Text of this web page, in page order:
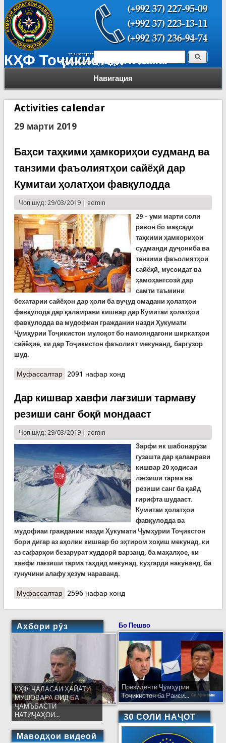
КҲФ Тоҷикистон
Навигация
Форма поиска Поиск
Activities calendar
29 марти 2019
Баҳси таҳкими ҳамкориҳои судманд ва
танзими фаъолиятҳои сайёҳӣ дар
Кумитаи ҳолатҳои фавқулодда
Чоп шуд: 29/03/2019 | admin
29 – уми марти соли
равон бо мақсади
таҳкими ҳамкориҳои
судманди дуҷониба ва
танзими фаъолиятҳои
сайёҳӣ, мусоидат ва
ҳамоҳангсозӣ дар
самти таъмини
бехатарии сайёҳон дар ҳоли ба вуҷуд омадани ҳолатҳои
фавқулода дар қаламрави кишвар дар Кумитаи ҳолатҳои
фавқулодда ва мудофиаи граждании назди Ҳукумати
Ҷумҳурии Тоҷикистон мулоқот бо намояндагони ширкатҳои
сайёҳие, ки дар Тоҷикистон фаъолият мекунанд, баргузор
шуд.
Муфассалтаро Баҳси таҳкими ҳамкориҳои судманд ва
ҳолатҳои фавқулодда
2091 нафар хонд
Дар кишвар хавфи лағзиши тармаву
резиши санг боқӣ мондааст
Чоп шуд: 29/03/2019 | admin
Зарфи як шабонарӯзи
гузашта дар қаламрави
кишвар 20 ҳодисаи
лағзиши тарма ва
резиши санг ба қайд
гирифта шудааст.
Кумитаи ҳолатҳои
фавқулодда ва
мудофиаи граждании назди Ҳукумати Ҷумҳурии Тоҷикстон
бори дигар аз аҳолии кишвар бо эҳтиром хоҳиш мекунад, ки
аз сафарҳои безарурат худдорӣ варзанд, ба маҳалҳое, ки
хавфи лағзиши тарма таҳдид мекунад, куҳгардӣ накунанд, ба
ғунучини алафу ҳезум нараванд.
Муфассалтаро Дар кишвар хавфи лағзиши тармаву резиши
2596 нафар хонд
Ахбори рӯз
КҲФ: ҶАЛАСАИ ҲАЙАТИ
МУШОВАРА ОИД БА
ҶАМЪБАСТИ
НАТИҶАҲОИ...
Маводҳои видеоӣ
Бо Пешво
Президенти Ҷумҳурии
Тоҷикистон ба Раиси...
30 СОЛИ НАҶОТ